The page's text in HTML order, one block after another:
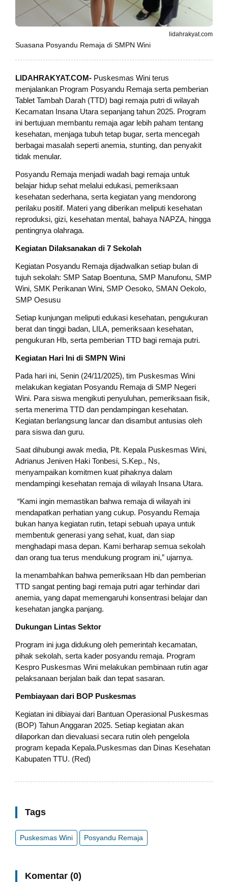
lidahrakyat.com
Suasana Posyandu Remaja di SMPN Wini
LIDAHRAKYAT.COM- Puskesmas Wini terus
menjalankan Program Posyandu Remaja serta pemberian
Tablet Tambah Darah (TTD) bagi remaja putri di wilayah
Kecamatan Insana Utara sepanjang tahun 2025. Program
ini bertujuan membantu remaja agar lebih paham tentang
kesehatan, menjaga tubuh tetap bugar, serta mencegah
berbagai masalah seperti anemia, stunting, dan penyakit
tidak menular.
Posyandu Remaja menjadi wadah bagi remaja untuk
belajar hidup sehat melalui edukasi, pemeriksaan
kesehatan sederhana, serta kegiatan yang mendorong
perilaku positif. Materi yang diberikan meliputi kesehatan
reproduksi, gizi, kesehatan mental, bahaya NAPZA, hingga
pentingnya olahraga.
Kegiatan Dilaksanakan di 7 Sekolah
Kegiatan Posyandu Remaja dijadwalkan setiap bulan di
tujuh sekolah: SMP Satap Boentuna, SMP Manufonu, SMP
Wini, SMK Perikanan Wini, SMP Oesoko, SMAN Oekolo,
SMP Oesusu
Setiap kunjungan meliputi edukasi kesehatan, pengukuran
berat dan tinggi badan, LILA, pemeriksaan kesehatan,
pengukuran Hb, serta pemberian TTD bagi remaja putri.
Kegiatan Hari Ini di SMPN Wini
Pada hari ini, Senin (24/11/2025), tim Puskesmas Wini
melakukan kegiatan Posyandu Remaja di SMP Negeri
Wini. Para siswa mengikuti penyuluhan, pemeriksaan fisik,
serta menerima TTD dan pendampingan kesehatan.
Kegiatan berlangsung lancar dan disambut antusias oleh
para siswa dan guru.
Saat dihubungi awak media, Plt. Kepala Puskesmas Wini,
Adrianus Jeniven Haki Tonbesi, S.Kep., Ns,
menyampaikan komitmen kuat pihaknya dalam
mendampingi kesehatan remaja di wilayah Insana Utara.
“Kami ingin memastikan bahwa remaja di wilayah ini
mendapatkan perhatian yang cukup. Posyandu Remaja
bukan hanya kegiatan rutin, tetapi sebuah upaya untuk
membentuk generasi yang sehat, kuat, dan siap
menghadapi masa depan. Kami berharap semua sekolah
dan orang tua terus mendukung program ini,” ujarnya.
Ia menambahkan bahwa pemeriksaan Hb dan pemberian
TTD sangat penting bagi remaja putri agar terhindar dari
anemia, yang dapat memengaruhi konsentrasi belajar dan
kesehatan jangka panjang.
Dukungan Lintas Sektor
Program ini juga didukung oleh pemerintah kecamatan,
pihak sekolah, serta kader posyandu remaja. Program
Kespro Puskesmas Wini melakukan pembinaan rutin agar
pelaksanaan berjalan baik dan tepat sasaran.
Pembiayaan dari BOP Puskesmas
Kegiatan ini dibiayai dari Bantuan Operasional Puskesmas
(BOP) Tahun Anggaran 2025. Setiap kegiatan akan
dilaporkan dan dievaluasi secara rutin oleh pengelola
program kepada Kepala.Puskesmas dan Dinas Kesehatan
Kabupaten TTU. (Red)
Tags
Puskesmas Wini Posyandu Remaja
Komentar (0)